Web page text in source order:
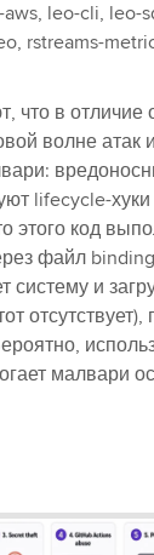
leo-cli, leo-
rstreams-
что в отличие
волне атак
lifecycle-хуки
этого код
файл
систему и
отсутствует),
малвари